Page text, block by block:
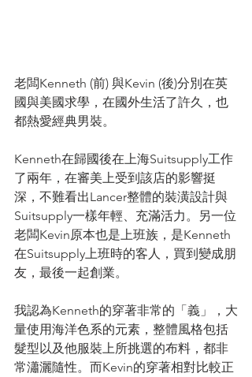
老闆Kenneth (前) 與Kevin (後)分別在英
國與美國求學，在國外生活了許久，也
都熱愛經典男裝。
Kenneth在歸國後在上海Suitsupply工作
了兩年，在審美上受到該店的影響挺
深，不難看出Lancer整體的裝潢設計與
Suitsupply一樣年輕、充滿活力。另一位
老闆Kevin原本也是上班族，是Kenneth
在Suitsupply上班時的客人，買到變成朋
友，最後一起創業。
我認為Kenneth的穿著非常的「義」，大
量使用海洋色系的元素，整體風格包括
髮型以及他服裝上所挑選的布料，都非
常瀟灑隨性。而Kevin的穿著相對比較正